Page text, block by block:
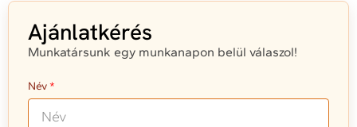
Ajánlatkérés
Munkatársunk egy munkanapon belül válaszol!
Név